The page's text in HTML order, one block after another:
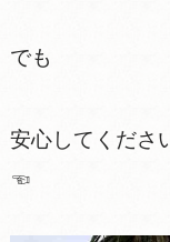
でも
安心してくださ
☜